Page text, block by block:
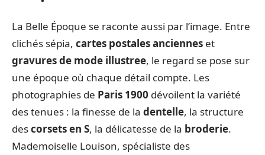
La Belle Époque se raconte aussi par l’image. Entre
clichés sépia, cartes postales anciennes et
gravures de mode illustree, le regard se pose sur
une époque où chaque détail compte. Les
photographies de Paris 1900 dévoilent la variété
des tenues : la finesse de la dentelle, la structure
descorsets en S, la délicatesse de la broderie.
Mademoiselle Louison, spécialiste des